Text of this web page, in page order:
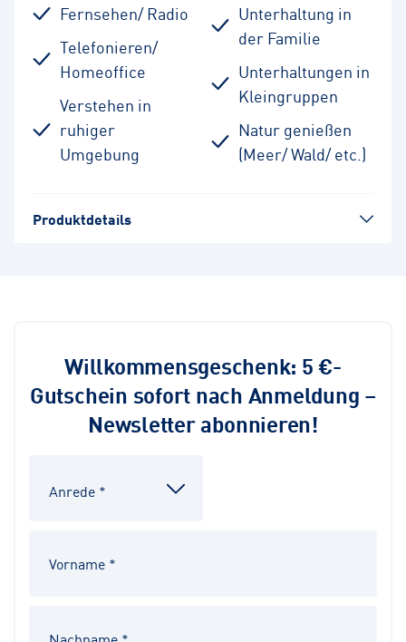
Fernsehen/ Radio
Telefonieren/
Homeoffice
Verstehen in
ruhiger
Umgebung
Unterhaltung in
der Familie
Unterhaltungen in
Kleingruppen
Natur genießen
(Meer/ Wald/ etc.)
Produktdetails
Willkommensgeschenk: 5 €-
Gutschein sofort nach Anmeldung –
Newsletter abonnieren!